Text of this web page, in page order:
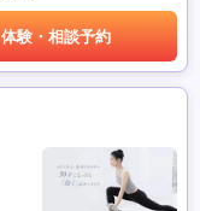
体験・相談予約